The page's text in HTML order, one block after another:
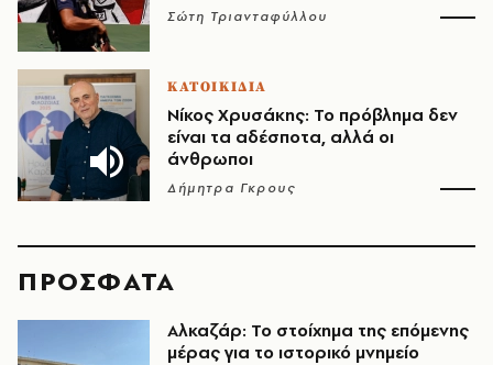
Σώτη Τριανταφύλλου
ΚΑΤΟΙΚΙΔΙΑ
Νίκος Χρυσάκης: Το πρόβλημα δεν
είναι τα αδέσποτα, αλλά οι
άνθρωποι
Δήμητρα Γκρους
ΠΡΟΣΦΑΤΑ
Αλκαζάρ: Το στοίχημα της επόμενης
μέρας για το ιστορικό μνημείο